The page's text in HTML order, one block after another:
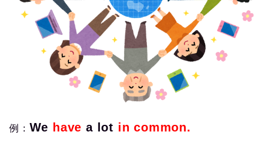
例： We have a lot in common.